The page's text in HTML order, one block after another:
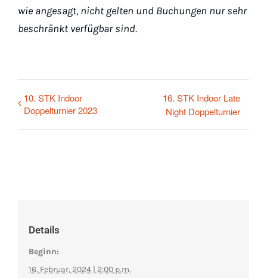
wie angesagt, nicht gelten und Buchungen nur sehr
beschränkt verfügbar sind.
10. STK Indoor
Doppelturnier 2023
16. STK Indoor Late
Night Doppelturnier
Details
Beginn:
16. Februar, 2024 | 2:00 p.m.